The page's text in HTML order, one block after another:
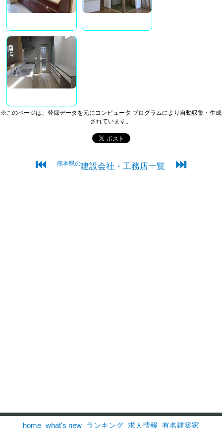
※このページは、登録データを元にコンピュータ プログラムにより自動収集・生成
されています。
⏮ 熊本県の建設会社・工務店一覧 ⏭
home what's new ランキング 求人情報 有名建築家